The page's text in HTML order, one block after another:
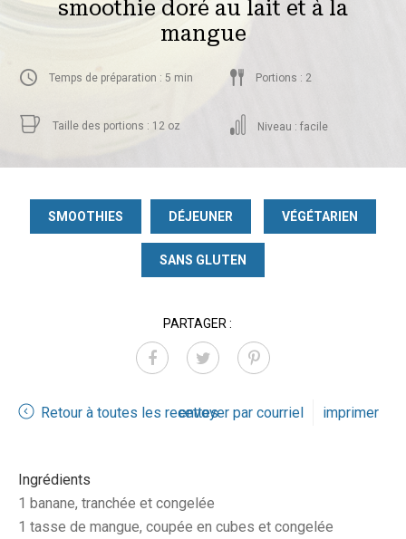
smoothie doré au lait et à la
mangue
Temps de préparation : 5 min Portions : 2
Taille des portions : 12 oz Niveau : facile
SMOOTHIES DÉJEUNER VÉGÉTARIEN
SANS GLUTEN
Retour à toutes les recettes
PARTAGER :
envoyer par courriel imprimer
Ingrédients
1 banane, tranchée et congelée
1 tasse de mangue, coupée en cubes et congelée